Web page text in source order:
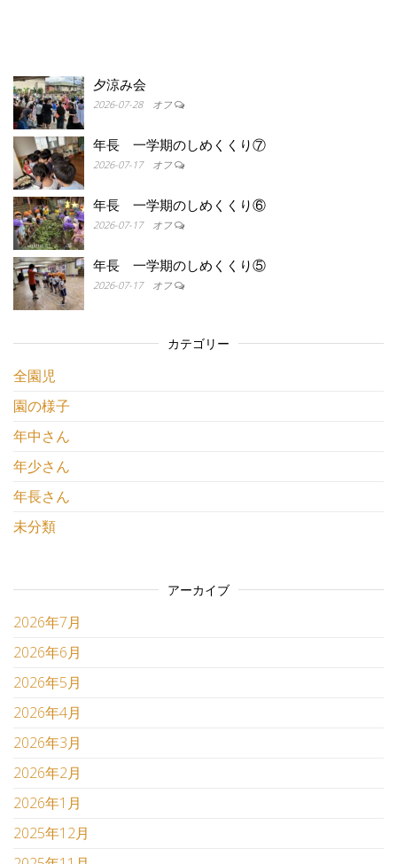
夕涼み会
2026-07-28 オフ
年長 一学期のしめくくり⑦
2026-07-17 オフ
年長 一学期のしめくくり⑥
2026-07-17 オフ
年長 一学期のしめくくり⑤
2026-07-17 オフ
カテゴリー
全園児
園の様子
年中さん
年少さん
年長さん
未分類
アーカイブ
2026年7月
2026年6月
2026年5月
2026年4月
2026年3月
2026年2月
2026年1月
2025年12月